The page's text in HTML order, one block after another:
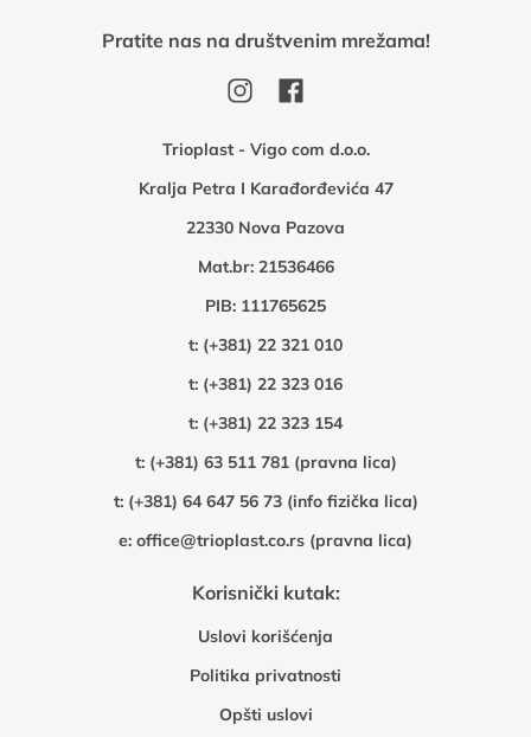
Trioplast - Vigo com d.o.o.
Kralja Petra I Karađorđevića 47
22330 Nova Pazova
Mat.br: 21536466
PIB: 111765625
t: (+381) 22 321 010
t: (+381) 22 323 016
t: (+381) 22 323 154
t: (+381) 63 511 781 (pravna lica)
t: (+381) 64 647 56 73 (info fizička lica)
e: office@trioplast.co.rs (pravna lica)
Korisnički kutak:
Uslovi korišćenja
Politika privatnosti
Opšti uslovi
Pratite nas na društvenim mrežama!